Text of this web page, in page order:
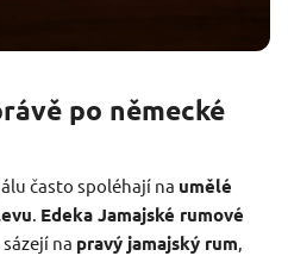
po německé
často spoléhají na umělé
. Edeka Jamajské rumové
na pravý jamajský rum,